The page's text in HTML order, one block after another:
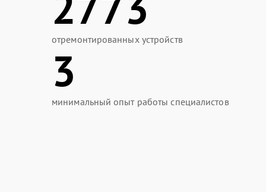
отремонтированных устройств
3
минимальный опыт работы специалистов